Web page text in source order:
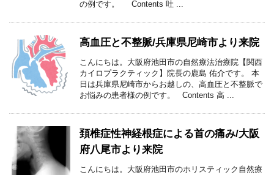
の例です。 Contents 吐 ...
高血圧と不整脈/兵庫県尼崎市より来院
こんにちは。大阪府池田市の自然療法治療院【関西
カイロプラクティック】院長の鹿島 佑介です。 本
日は兵庫県尼崎市からお越しの、高血圧と不整脈で
お悩みの患者様の例です。 Contents 高 ...
頚椎症性神経根症による首の痛み/大阪
府八尾市より来院
こんにちは。大阪府池田市のホリスティック自然療